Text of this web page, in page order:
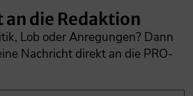
die Redaktion
Lob oder Anregungen? Dann
Nachricht direkt an die PRO-